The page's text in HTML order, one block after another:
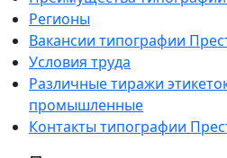
Регионы
Вакансии типографии
Условия труда
Различные тиражи
промышленные
Контакты типографии